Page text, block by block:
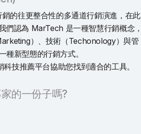
的往更整合性的多通道行銷演進，在此
們認為 MarTech 是一種智慧行銷概念，
）、技術（Techonology）與管
新型態的行銷方式。
技推薦平台協助您找到適合的工具。
的一份子嗎?